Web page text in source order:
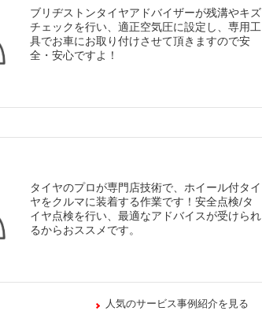
ブリヂストンタイヤアドバイザーが残溝やキズ
チェックを行い、適正空気圧に設定し、専用工
具でお車にお取り付けさせて頂きますので安
全・安心ですよ！
タイヤのプロが専門店技術で、ホイール付タイ
ヤをクルマに装着する作業です！安全点検/タ
イヤ点検を行い、最適なアドバイスが受けられ
るからおススメです。
人気のサービス事例紹介を見る